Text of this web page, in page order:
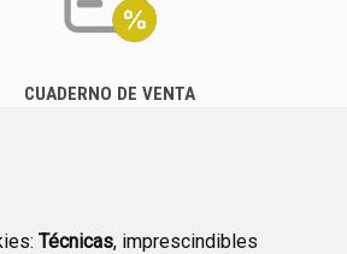
Técnicas, imprescindibles
CUADERNO DE VENTA